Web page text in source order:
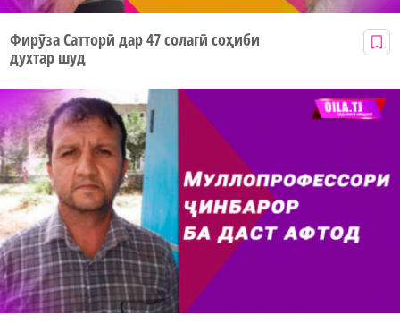
Фирӯза Сатторӣ дар 47 солагӣ соҳиби
духтар шуд